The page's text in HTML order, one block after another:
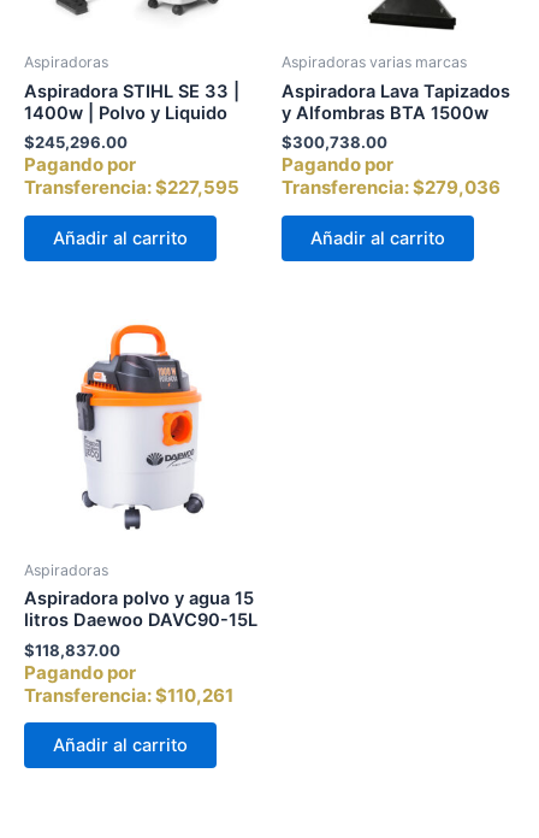
Aspiradoras
Aspiradora STIHL SE 33 |
1400w | Polvo y Liquido
$245,296.00
Pagando por
Transferencia:$227,595
Añadir al carrito
Aspiradoras varias marcas
Aspiradora Lava Tapizados
y Alfombras BTA 1500w
$300,738.00
Pagando por
Transferencia:$279,036
Añadir al carrito
Aspiradoras
Aspiradora polvo y agua 15
litros Daewoo DAVC90-15L
$118,837.00
Pagando por
Transferencia:$110,261
Añadir al carrito